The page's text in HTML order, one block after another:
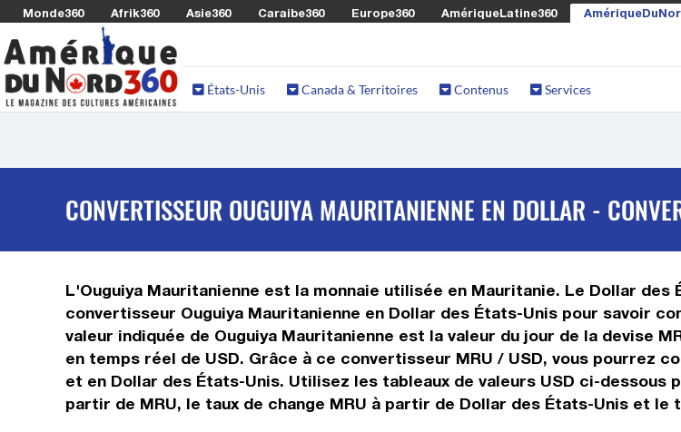
Monde360 Afrik360 Asie360 Caraibe360 Europe360 AmériqueLatine360
États-Unis Canada & Territoires Contenus Services
CONVERTISSEUR OUGUIYA MAURITANIENNE EN DOLLAR -
L'Ouguiya Mauritanienne est la monnaie utilisée en Mauritanie. Le Dollar
convertisseur Ouguiya Mauritanienne en Dollar des États-Unis pour savoir
valeur indiquée de Ouguiya Mauritanienne est la valeur du jour de la devise
en temps réel de USD. Grâce à ce convertisseur MRU / USD, vous pourrez
et en Dollar des États-Unis. Utilisez les tableaux de valeurs USD ci-dessous
partir de MRU, le taux de change MRU à partir de Dollar des États-Unis et le